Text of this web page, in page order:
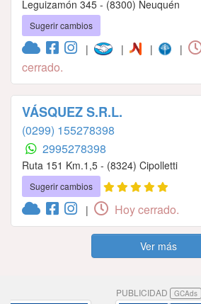
Leguizamón 345 - (8300) Neuquén
Sugerir cambios
| | | |
cerrado.
VÁSQUEZ S.R.L.
(0299) 155278398
2995278398
Ruta 151 Km.1,5 - (8324) Cipolletti
Sugerir cambios
| Hoy cerrado.
Ver más
PUBLICIDAD GCAds